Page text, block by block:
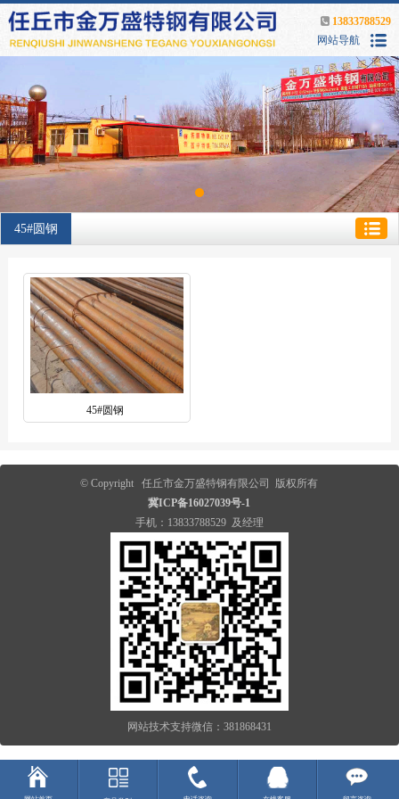
13833788529
网站导航
45#圆钢
45#圆钢
© Copyright 任丘市金万盛特钢有限公司 版权所有
冀ICP备16027039号-1
手机：13833788529 及经理
网站技术支持微信：381868431